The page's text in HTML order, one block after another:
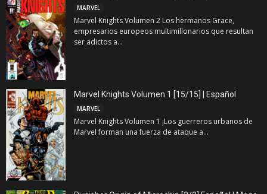
MARVEL
Marvel Knights Volumen 2 Los hermanos Grace,
empresarios europeos multimillonarios que resultan
ser adictos a...
Marvel Knights Volumen 1 [15/15] | Español
MARVEL
Marvel Knights Volumen 1 ¡Los guerreros urbanos de
Marvel forman una fuerza de ataque a...